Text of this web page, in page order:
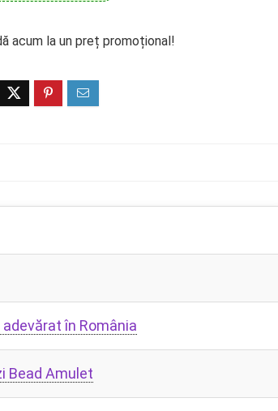
acum la un preț promoțional!
în România
Bead Amulet